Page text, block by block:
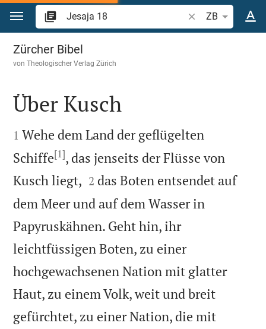
Zum Inhalt springen
Bibelstelle oder
ZB
Jesaja 18
Zürcher Bibel
vonTheologischer Verlag Zürich

Über Kusch

1 Wehe dem Land der geflügelten
Schiffe[1], das jenseits der Flüsse von
Kusch liegt, 

2 das Boten entsendet auf
dem Meer und auf dem Wasser in
Papyruskähnen. Geht hin, ihr
leichtfüssigen Boten, zu einer
hochgewachsenen Nation mit glatter
Haut, zu einem Volk, weit und breit
gefürchtet, zu einer Nation, die mit